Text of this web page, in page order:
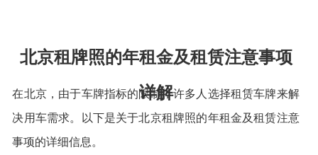
北京租牌照的年租金及租赁注意事项
详解
在北京，由于车牌指标的限制，许多人选择租赁车牌来解
决用车需求。以下是关于北京租牌照的年租金及租赁注意
事项的详细信息。